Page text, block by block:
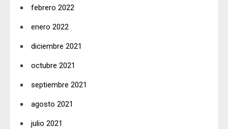
febrero 2022
enero 2022
diciembre 2021
octubre 2021
septiembre 2021
agosto 2021
julio 2021